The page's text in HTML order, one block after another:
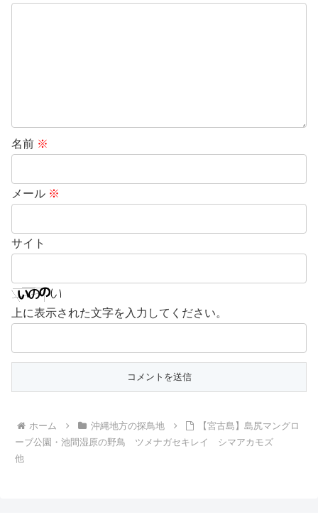
名前 ※
メール ※
サイト
上に表示された文字を入力してください。
ホーム 沖縄地方の探鳥地
【宮古島】島尻マングロ
ーブ公園・池間湿原の野鳥 ツメナガセキレイ シマアカモズ
他